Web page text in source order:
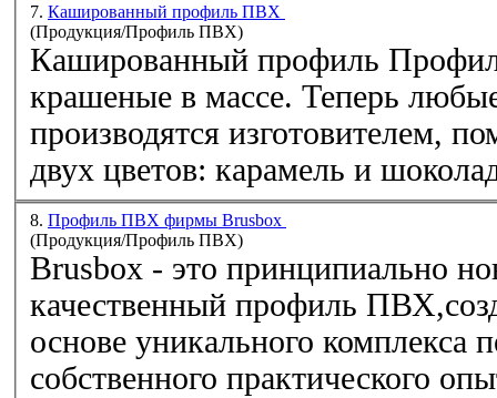
7. Кашированный профиль ПВХ
(Продукция/Профиль ПВХ)
Кашированный профиль
крашеные в массе. Теперь любые элементы систем
производятся изготовителем, помимо
8. Профиль ПВХ фирмы Brusbox
(Продукция/Профиль ПВХ)
Brusbox - это принципиально новая разработка -
качественный профиль ПВХ
основе уникального комплекса передовых
собственного практического